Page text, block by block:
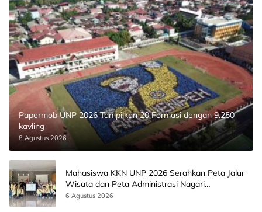
Papermob UNP 2026 Tampilkan 20 Formasi dengan 9.250
kavling
8 Agustus 2026
Mahasiswa KKN UNP 2026 Serahkan Peta Jalur
Wisata dan Peta Administrasi Nagari
Paninggahan
6 Agustus 2026